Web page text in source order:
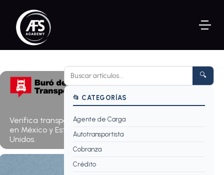
Verifica transportistas
en México y Estados
Unidos.
🔍
📂 CATEGORÍAS
Agente de Carga
Autotransportista
Cobranza
Crédito